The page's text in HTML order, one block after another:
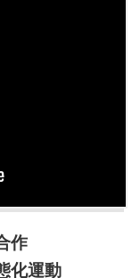
作
化運動